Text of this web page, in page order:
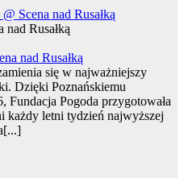
@ Scena nad Rusałką
nad Rusałką
się w najważniejszy
Dzięki Poznańskiemu
Pogoda przygotowała
każdy letni tydzień najwyższej